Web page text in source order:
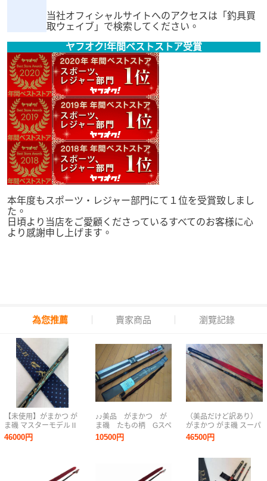
当社オフィシャルサイトへのアクセスは「釣具買
取ウェイブ」で検索してください。
ヤフオク!年間ベストストア受賞
本年度もスポーツ・レジャー部門にて１位を受賞致しまし
た。
日頃より当店をご愛顧くださっているすべてのお客様に心
より感謝申し上げます。
為您推薦 賣家商品 瀏覽記錄
【未使用】がまかつ が
ま磯 マスターモデルⅡ
口太 M-53 No.22069 最
高峰モデル マスターモ
46000円
♪♪美品 がまかつ が
ま磯 たもの柄 Gスペ
シャル 630 日本製
10500円
（美品だけど訳あり）
がまかつ がま磯 スーパ
ープレシード 15-50
検）アテンダー、イン
46500円